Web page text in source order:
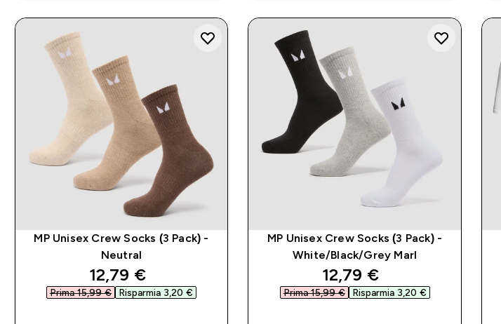
MP Unisex Crew Socks (3 Pack) -
Neutral
discounted price
12,79 €‎
Prima 15,99 €‎ Risparmia 3,20 €‎
MP Unisex Crew Socks (3 Pack) -
White/Black/Grey Marl
discounted price
12,79 €‎
Prima 15,99 €‎ Risparmia 3,20 €‎